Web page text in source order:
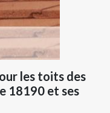
les toits des
18190 et ses